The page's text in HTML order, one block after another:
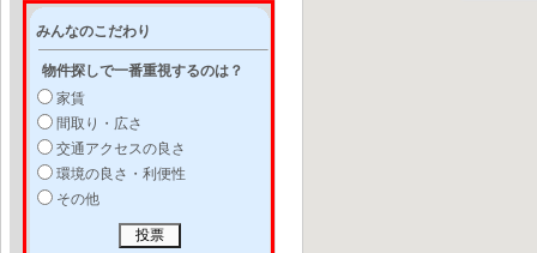
みんなのこだわり
物件探しで一番重視するのは？
家賃
間取り・広さ
交通アクセスの良さ
環境の良さ・利便性
その他